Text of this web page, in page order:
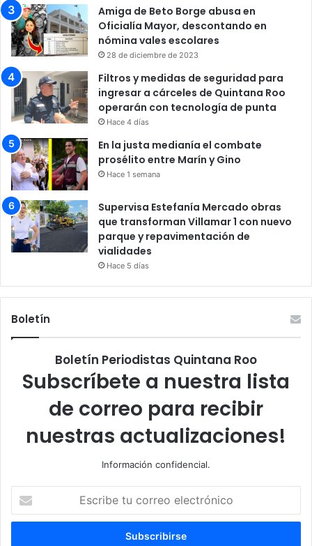
Amiga de Beto Borge abusa en
Oficialía Mayor, descontando en
nómina vales escolares
28 de diciembre de 2023
Filtros y medidas de seguridad para
ingresar a cárceles de Quintana Roo
operarán con tecnología de punta
Hace 4 días
En la justa medianía el combate
prosélito entre Marín y Gino
Hace 1 semana
Supervisa Estefanía Mercado obras
que transforman Villamar 1 con nuevo
parque y repavimentación de
vialidades
Hace 5 días
Boletín
Boletín Periodistas Quintana Roo
Subscríbete a nuestra lista
de correo para recibir
nuestras actualizaciones!
Información confidencial.
correo